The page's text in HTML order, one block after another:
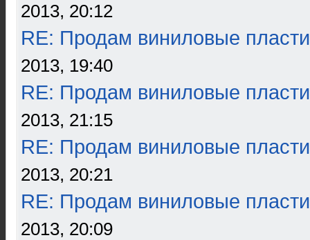
2013, 20:12
RE: Продам виниловые
2013, 19:40
RE: Продам виниловые
2013, 21:15
RE: Продам виниловые
2013, 20:21
RE: Продам виниловые
2013, 20:09